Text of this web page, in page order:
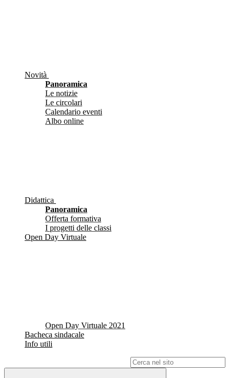
Novità
Panoramica
Le notizie
Le circolari
Calendario eventi
Albo online
Didattica
Panoramica
Offerta formativa
I progetti delle classi
Open Day Virtuale
Open Day Virtuale 2021
Bacheca sindacale
Info utili